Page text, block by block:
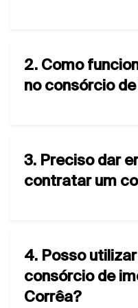
2. Como
no consórcio
3. Preciso dar
contratar um
4. Posso
consórcio de
Corrêa?